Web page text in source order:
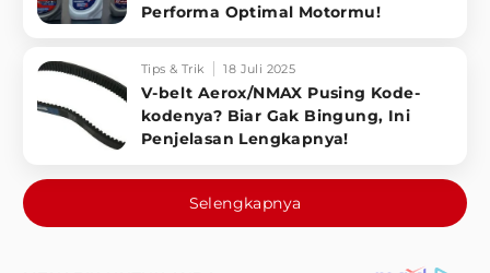
Performa Optimal Motormu!
Tips & Trik 18 Juli 2025
V-belt Aerox/NMAX Pusing Kode-
kodenya? Biar Gak Bingung, Ini
Penjelasan Lengkapnya!
Selengkapnya